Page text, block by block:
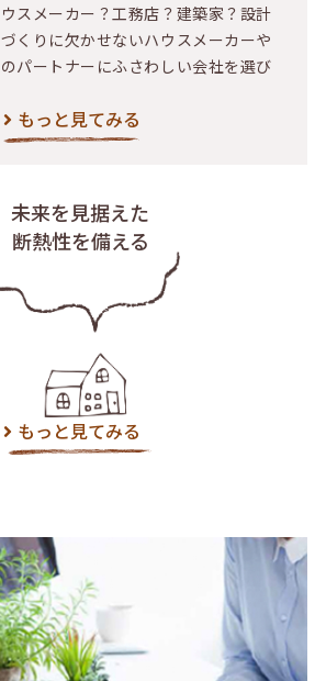
スメーカー？工務店？建築家？設計
くりに欠かせないハウスメーカーや
パートナーにふさわしい会社を選び
もっと見てみる
未来を見据えた
断熱性を備える
もっと見てみる